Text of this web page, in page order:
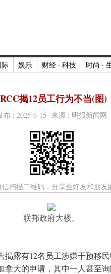
际 娱乐 财经 · 科技 时尚 ·
揭12员工行为不当(图)
布 : 2025-6-15 来源 : 明报新闻网
信扫描二维码，分享至好友和朋友
联邦政府大楼。
揭露有12名员工涉嫌干预移
拿大的申请，其中一人甚至